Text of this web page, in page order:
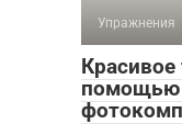
Упражнения
Красивое
помощью